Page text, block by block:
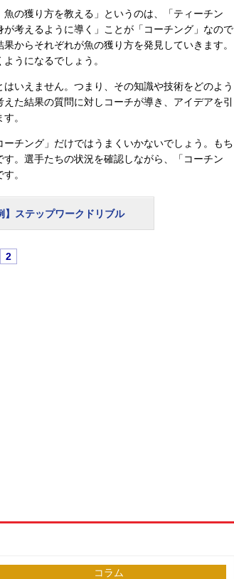
の獲り方を教える」というのは、「ティーチン
考えるように導く」ことが「コーチング」なので
からそれぞれが魚の獲り方を発見していきます。
うになるでしょう。
いえません。つまり、その知識や技術をどのよう
た結果の質問に対しコーチが導き、アイデアを引
。
チング」だけではうまくいかないでしょう。もち
。選手たちの状況を確認しながら、「コーチン
。
】ステップワークドリブル
2
コラム